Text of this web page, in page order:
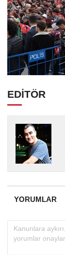
EDİTÖR
YORUMLAR